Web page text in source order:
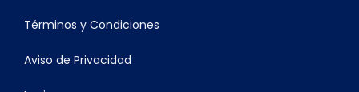
Términos y Condiciones
Aviso de Privacidad